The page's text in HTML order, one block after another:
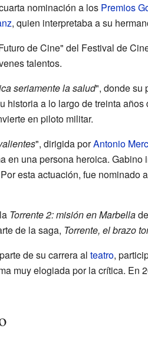
nominación a los Premios
, quien interpretaba a su
de Cine" del Festival de
talentos.
seriamente la salud", donde su
historia a lo largo de treinta años
en piloto militar.
", dirigida porAntonio
en una persona heroica.
esta actuación, fue nominado
Torrente 2: misión en Marbellade
de la saga, Torrente, el brazo
de su carrera al teatro,
muy elogiada por la crítica. En